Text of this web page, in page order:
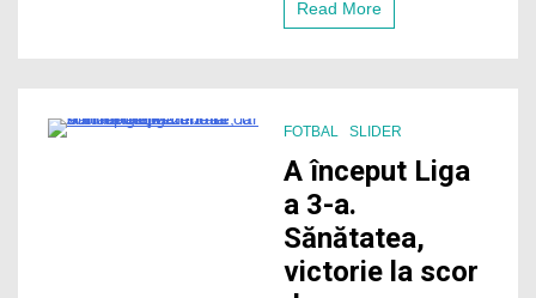
trei
Read More
FOTBAL SLIDER
A început Liga
a 3-a.
Sănătatea,
victorie la scor